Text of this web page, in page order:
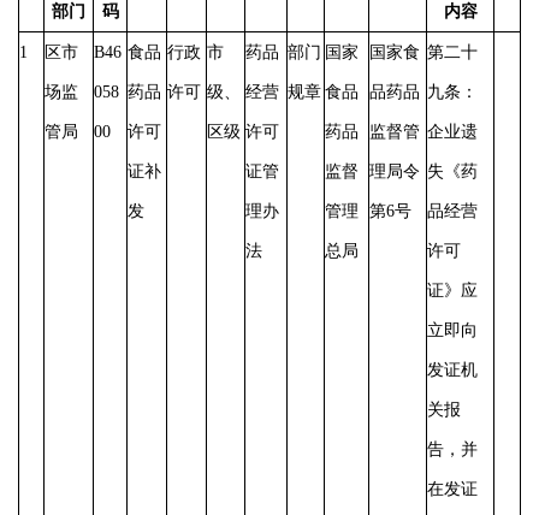
部门 码 内容
1 区市
场监
管局
B46
058
00
食品
药品
许可
证补
发
行政
许可
市
级、
区级
药品
经营
许可
证管
理办
法
部门
规章
国家
食品
药品
监督
管理
总局
国家食
品药品
监督管
理局令
第6号
第二十
九条：
企业遗
失《药
品经营
许可
证》应
立即向
发证机
关报
告，并
在发证